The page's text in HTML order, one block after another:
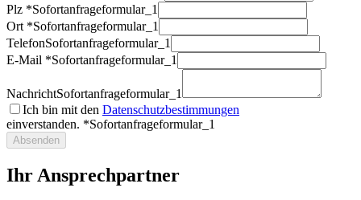
Plz *Sofortanfrageformular_1
Ort *Sofortanfrageformular_1
TelefonSofortanfrageformular_1
E-Mail *Sofortanfrageformular_1
NachrichtSofortanfrageformular_1
Ich bin mit den Datenschutzbestimmungen
einverstanden. *Sofortanfrageformular_1
Absenden
Ihr Ansprechpartner